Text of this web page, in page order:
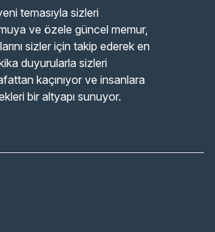
temasıyla sizleri
ve özele güncel memur,
sizler için takip ederek en
duyurularla sizleri
kaçınıyor ve insanlara
bir altyapı sunuyor.